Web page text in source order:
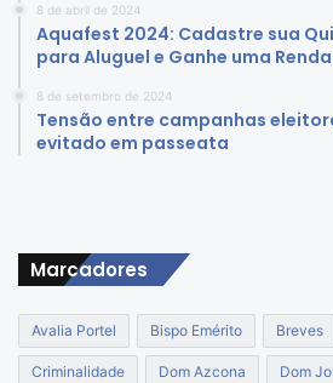
8 de abril de 2024
Aquafest 2024: Cadastre sua
para Aluguel e Ganhe uma
8 de setembro de 2024
Tensão entre campanhas
evitado em passeata
Marcadores
Avalia Portel Bispo Emérito Breves
Criminalidade Dom Azcona Dom